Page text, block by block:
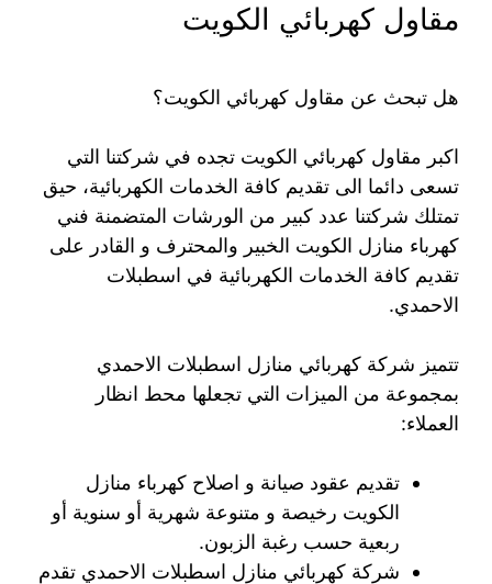
مقاول كهربائي الكويت
هل تبحث عن مقاول كهربائي الكويت؟
اكبر مقاول كهربائي الكويت تجده في شركتنا التي
تسعى دائما الى تقديم كافة الخدمات الكهربائية، حيق
تمتلك شركتنا عدد كبير من الورشات المتضمنة فني
كهرباء منازل الكويت الخبير والمحترف و القادر على
تقديم كافة الخدمات الكهربائية في اسطبلات
الاحمدي.
تتميز شركة كهربائي منازل اسطبلات الاحمدي
بمجموعة من الميزات التي تجعلها محط انظار
العملاء:
تقديم عقود صيانة و اصلاح كهرباء منازل
الكويت رخيصة و متنوعة شهرية أو سنوية أو
ربعية حسب رغبة الزبون.
شركة كهربائي منازل اسطبلات الاحمدي تقدم